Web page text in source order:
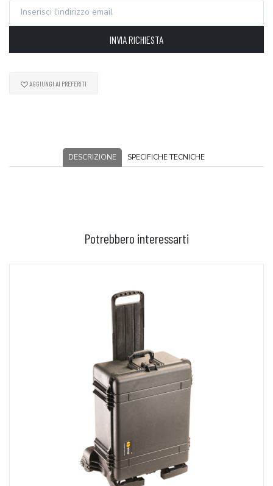
INVIA RICHIESTA
AGGIUNGI AI PREFERITI
DESCRIZIONE SPECIFICHE TECNICHE
Potrebbero interessarti
AGGIUNGI AL CARRELLO